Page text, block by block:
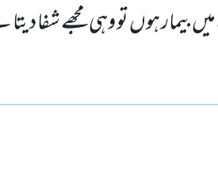
بیمار ہوں تو وہی مجھے شفا